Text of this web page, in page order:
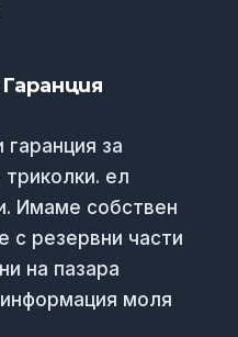
за
триколки. ел
Имаме собствен
с резервни части
на пазара
моля